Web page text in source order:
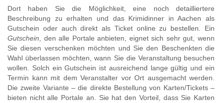
Dort haben Sie die Möglichkeit, eine noch detailliertere
Beschreibung zu erhalten und das Krimidinner in Aachen als
Gutschein oder auch direkt als Ticket online zu bestellen. Ein
Gutschein , den alle Portale anbieten, eignet sich sehr gut, wenn
Sie diesen verschenken möchten und Sie den Beschenkten die
Wahl überlassen möchten, wann Sie die Veranstaltung besuchen
wollen. Solch ein Gutschein ist ausreichend lange gültig und ein
Termin kann mit dem Veranstalter vor Ort ausgemacht werden.
Die zweite Variante – die direkte Bestellung von Karten/Tickets –
bieten nicht alle Portale an. Sie hat den Vorteil, dass Sie Karten